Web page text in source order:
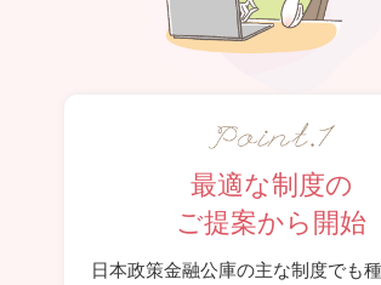
最適な制度の
ご提案から開始
日本政策金融公庫の主な制度でも